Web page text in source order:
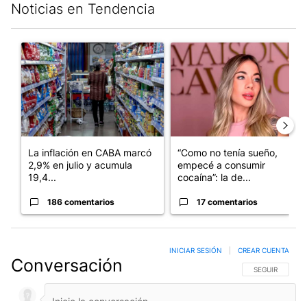
Noticias en Tendencia
Un artículo de tendencia con el título "La inflación en CABA
La inflación en CABA marcó
2,9% en julio y acumula
19,4...
186 comentarios
Un artículo de tendencia con
“Como no tenía sueño,
empecé a consumir
cocaína”: la de...
17 comentarios
Conversación SIGA ESTA
SEGUIR
INICIAR SESIÓN CREAR CUENTA